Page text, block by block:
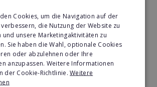
Franchise in Libanon
in Libanon
Franchise in Libanon
in Libanon
Cookies, um die Navigation auf der
die Nutzung der Website zu
und unsere Marketingaktivitäten zu
Sie haben die Wahl, optionale Cookies
oder abzulehnen oder Ihre
anzupassen. Weitere Informationen
der Cookie-Richtlinie.Weitere